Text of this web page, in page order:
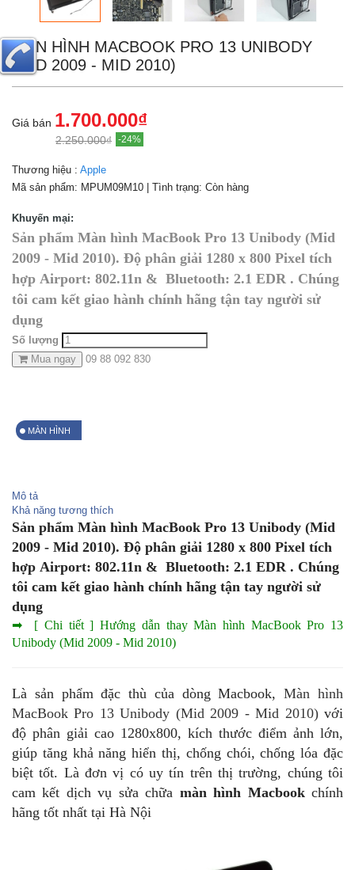
MÀN HÌNH MACBOOK PRO 13 UNIBODY
(MID 2009 - MID 2010)
Giá bán 1.700.000₫
2.250.000₫ -24%
Thương hiệu : Apple
Mã sản phẩm: MPUM09M10 | Tình trạng: Còn hàng
Khuyến mại:
Sản phẩm Màn hình MacBook Pro 13 Unibody (Mid
2009 - Mid 2010). Độ phân giải 1280 x 800 Pixel tích
hợp Airport: 802.11n & Bluetooth: 2.1 EDR . Chúng
tôi cam kết giao hành chính hãng tận tay người sử
dụng
Số lượng
Mua ngay
09 88 092 830
MÀN HÌNH
Mô tả
Khả năng tương thích
Sản phẩm Màn hình MacBook Pro 13 Unibody (Mid
2009 - Mid 2010). Độ phân giải 1280 x 800 Pixel tích
hợp Airport: 802.11n & Bluetooth: 2.1 EDR . Chúng
tôi cam kết giao hành chính hãng tận tay người sử
dụng
➡ [ Chi tiết ] Hướng dẫn thay Màn hình MacBook Pro 13
Unibody (Mid 2009 - Mid 2010)
Là sản phẩm đặc thù của dòng Macbook,Màn hình
MacBook Pro 13 Unibody (Mid 2009 - Mid 2010)với
độ phân giải cao 1280x800, kích thước điểm ảnh lớn,
giúp tăng khả năng hiển thị, chống chói, chống lóa đặc
biệt tốt. Là đơn vị có uy tín trên thị trường, chúng tôi
cam kết dịch vụ sửa chữa màn hình Macbookchính
hãng tốt nhất tại Hà Nội